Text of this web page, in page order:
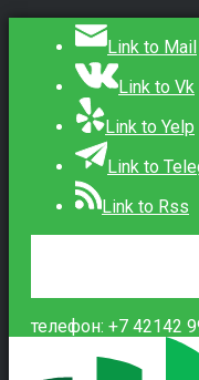
Link to Mail
Link to Vk
Link to Yelp
Link to
Link to Rss
телефон: +7 42142